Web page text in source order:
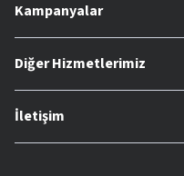
Kampanyalar
Diğer Hizmetlerimiz
İletişim